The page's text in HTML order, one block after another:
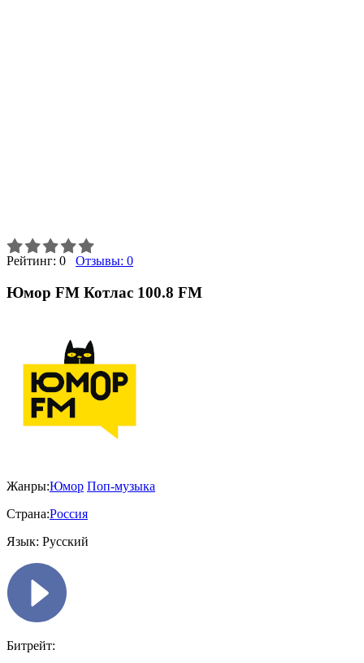
Рейтинг: 0 Отзывы: 0
Юмор FM Котлас 100.8 FM
Жанры:Юмор Поп-музыка
Страна:Россия
Язык: Русский
Битрейт: